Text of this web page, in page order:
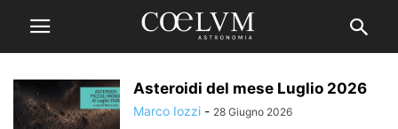
Asteroidi del mese Luglio 2026
Marco Iozzi - 28 Giugno 2026